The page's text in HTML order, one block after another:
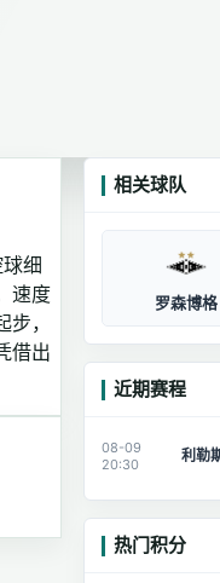
细
速度
，
借出
相关球队
罗森博格
近期赛程
08-09
20:30
热门积分